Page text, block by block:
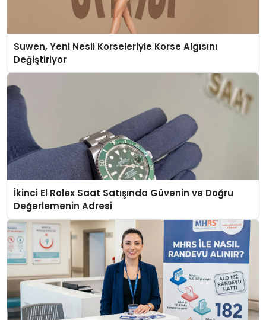
Suwen, Yeni Nesil Korseleriyle Korse Algısını
Değiştiriyor
İkinci El Rolex Saat Satışında Güvenin ve Doğru
Değerlemenin Adresi